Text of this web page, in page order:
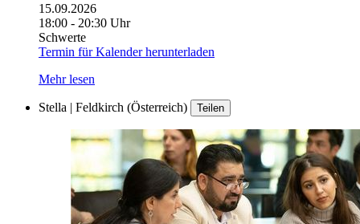
15.09.2026
18:00 - 20:30 Uhr
Schwerte
Termin für Kalender herunterladen
Mehr lesen
Stella | Feldkirch (Österreich) Teilen